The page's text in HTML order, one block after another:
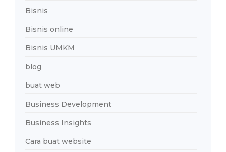
Bisnis
Bisnis online
Bisnis UMKM
blog
buat web
Business Development
Business Insights
Cara buat website